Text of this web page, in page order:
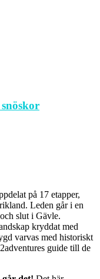
på 17 etapper,
Leden går i en
slut i Gävle.
kryddat med
varvas med historiskt
guide till de